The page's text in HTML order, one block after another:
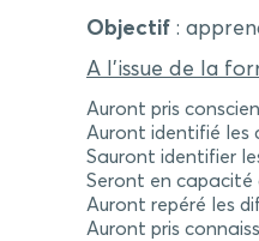
Objectif :
A l’issue de la
Auront pris
Auront identifié les
Sauront identifier
Seront en capacité
Auront repéré les
Auront pris